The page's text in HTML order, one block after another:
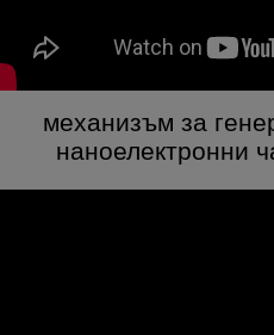
механизъм за
наноелектронни